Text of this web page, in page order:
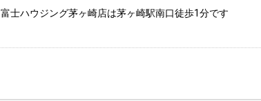
富士ハウジング茅ヶ崎店は茅ヶ崎駅南口徒歩1分です